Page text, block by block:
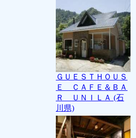
ＧＵＥＳＴＨＯＵＳ
Ｅ ＣＡＦＥ＆ＢＡ
Ｒ ＵＮＩＬＡ (石
川県)